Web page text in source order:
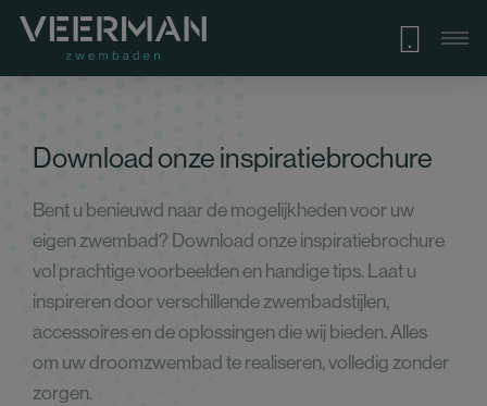
Download onze inspiratiebrochure
Bent u benieuwd naar de mogelijkheden voor uw
eigen zwembad? Download onze inspiratiebrochure
vol prachtige voorbeelden en handige tips. Laat u
inspireren door verschillende zwembadstijlen,
accessoires en de oplossingen die wij bieden. Alles
om uw droomzwembad te realiseren, volledig zonder
zorgen.